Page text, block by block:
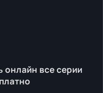
онлайн все серии